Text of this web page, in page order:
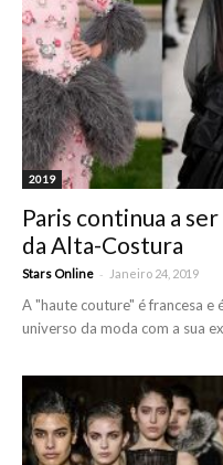
2019
Paris continua a
da Alta-Costura
Stars Online - Janeiro 24, 2019
A "haute couture" é francesa
universo da moda com a sua